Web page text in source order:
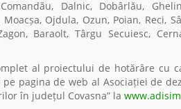
Dalnic, Dobârlău,
Ojdula, Ozun, Poian, Reci,
Baraolt, Târgu Secuiesc,
al proiectului de hotărâre cu
pe pagina de web al Asociației de
în județul Covasna” la